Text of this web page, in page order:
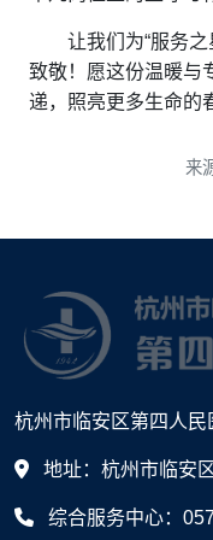
让我们为“服务
致敬！愿这份温暖与
递，照亮更多生命的
来
杭州市临安区第四人民
地址：杭州市临安
综合服务中心：